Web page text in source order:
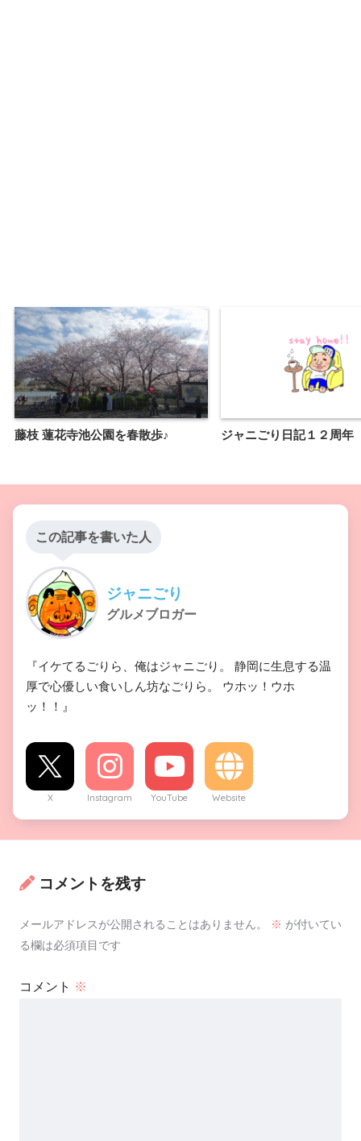
藤枝 蓮花寺池公園を春散歩♪ ジャニごり日記１２周年
この記事を書いた人
ジャニごり
グルメブロガー
『イケてるごりら、俺はジャニごり。 静岡に生息する温
厚で心優しい食いしん坊なごりら。 ウホッ！ウホ
ッ！！』
X Instagram YouTube Website
コメントを残す
メールアドレスが公開されることはありません。 ※ が付いてい
る欄は必須項目です
コメント ※